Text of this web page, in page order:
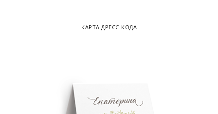
КАРТА ДРЕСС-КОДА